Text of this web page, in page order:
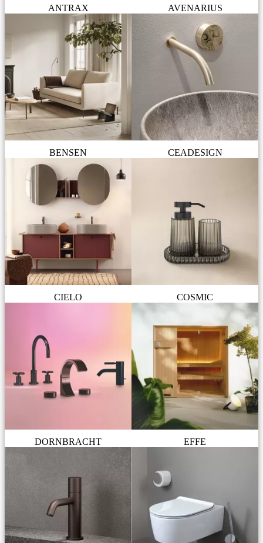
ANTRAX AVENARIUS
BENSEN CEADESIGN
CIELO COSMIC
DORNBRACHT EFFE